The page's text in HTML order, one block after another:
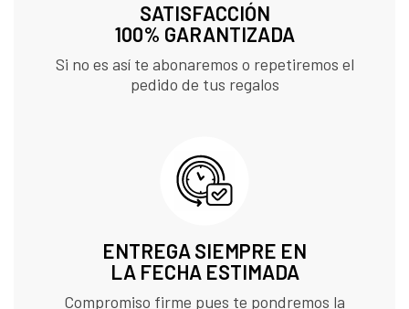
SATISFACCIÓN
100% GARANTIZADA
Si no es así te abonaremos o repetiremos el
pedido de tus regalos
ENTREGA SIEMPRE EN
LA FECHA ESTIMADA
Compromiso firme pues te pondremos la